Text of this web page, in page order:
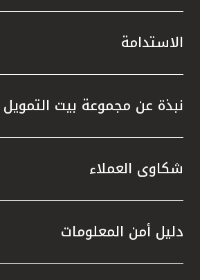
الاستدامة
نبذة عن مجموعة بيت
شكاوى العملاء
دليل أمن المعلومات